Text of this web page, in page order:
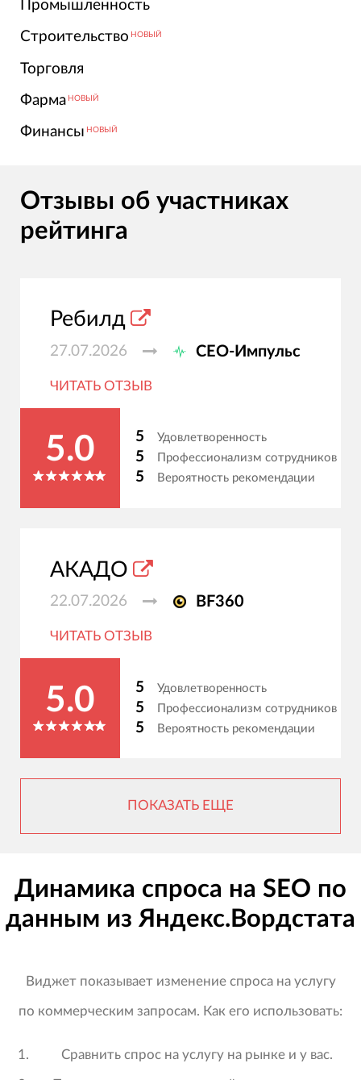
Промышленность
Строительство НОВЫЙ
Торговля
Фарма НОВЫЙ
Финансы НОВЫЙ
Отзывы об участниках
рейтинга
Ребилд
27.07.2026 СЕО-Импульс
ЧИТАТЬ ОТЗЫВ
5.0 5 Удовлетворенность
5 Профессионализм сотрудников
5 Вероятность рекомендации
АКАДО
22.07.2026 BF360
ЧИТАТЬ ОТЗЫВ
5.0 5 Удовлетворенность
5 Профессионализм сотрудников
5 Вероятность рекомендации
ПОКАЗАТЬ ЕЩЕ
Динамика спроса на SEO по
данным из Яндекс.Вордстата
Виджет показывает изменение спроса на услугу
по коммерческим запросам. Как его использовать:
Сравнить спрос на услугу на рынке и у вас.